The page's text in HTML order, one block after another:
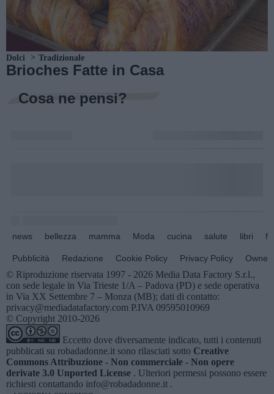
Dolci Tradizionale
Brioches Fatte in Casa
Cosa ne pensi?
news bellezza mamma Moda cucina salute libri
Pubblicità Redazione Cookie Policy Privacy Policy
© Riproduzione riservata 1997 - 2026 Media Data Factory S.r.l.,
con sede legale in Via Trieste 1/A – Padova (PD) e sede operativa
in Via XX Settembre 7 – Monza (MB); dati di contatto:
privacy@mediadatafactory.com P.IVA 09595010969
© Copyright 2010-2026
Eccetto dove diversamente indicato, tutti i contenuti
pubblicati su robadadonne.it sono rilasciati sotto Creative
Commons Attribuzione - Non commerciale - Non opere
derivate 3.0 Unported License . Ulteriori permessi possono essere
richiesti contattando info@robadadonne.it .